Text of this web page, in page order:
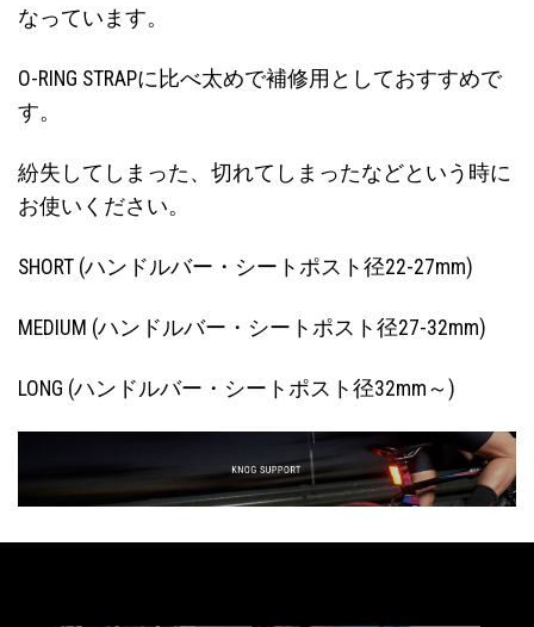
なっています。
O-RING STRAPに比べ太めで補修用としておすすめで
す。
紛失してしまった、切れてしまったなどという時に
お使いください。
SHORT (ハンドルバー・シートポスト径22-27mm)
MEDIUM (ハンドルバー・シートポスト径27-32mm)
LONG (ハンドルバー・シートポスト径32mm～)